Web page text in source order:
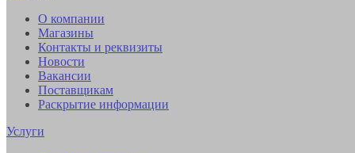
О компании
Магазины
Контакты и реквизиты
Новости
Вакансии
Поставщикам
Раскрытие информации
Услуги